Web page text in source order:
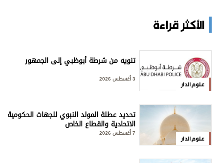
الأكثر قراءة
علوم الدار
تنويه من شرطة أبوظبي إلى الجمهور
علوم الدار
تحديد عطلة المولد النبوي للجهات الحكومية
الاتحادية والقطاع الخاص